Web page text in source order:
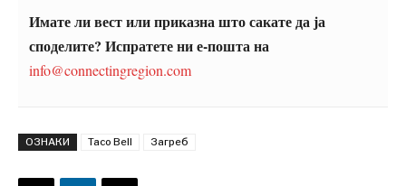
Храна &
Пијалаци
Balkans
2030
Имате ли вест или приказна што сакате да ја
споделите? Испратете ни е-пошта на
info@connectingregion.com
ОЗНАКИ Taco Bell Загреб